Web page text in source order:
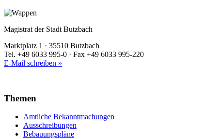
Magistrat der Stadt Butzbach
Marktplatz 1 · 35510 Butzbach
Tel. +49 6033 995-0 · Fax +49 6033 995-220
E-Mail schreiben »
Themen
Amtliche Bekanntmachungen
Ausschreibungen
Bebauungspläne